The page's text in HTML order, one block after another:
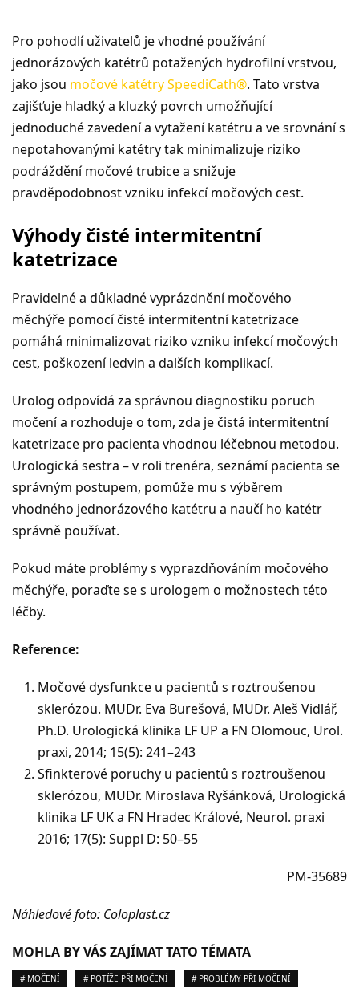
Pro pohodlí uživatelů je vhodné používání
jednorázových katétrů potažených hydrofilní vrstvou,
jako jsou močové katétry SpeediCath®. Tato vrstva
zajišťuje hladký a kluzký povrch umožňující
jednoduché zavedení a vytažení katétru a ve srovnání s
nepotahovanými katétry tak minimalizuje riziko
podráždění močové trubice a snižuje
pravděpodobnost vzniku infekcí močových cest.
Výhody čisté intermitentní
katetrizace
Pravidelné a důkladné vyprázdnění močového
měchýře pomocí čisté intermitentní katetrizace
pomáhá minimalizovat riziko vzniku infekcí močových
cest, poškození ledvin a dalších komplikací.
Urolog odpovídá za správnou diagnostiku poruch
močení a rozhoduje o tom, zda je čistá intermitentní
katetrizace pro pacienta vhodnou léčebnou metodou.
Urologická sestra – v roli trenéra, seznámí pacienta se
správným postupem, pomůže mu s výběrem
vhodného jednorázového katétru a naučí ho katétr
správně používat.
Pokud máte problémy s vyprazdňováním močového
měchýře, poraďte se s urologem o možnostech této
léčby.
Reference:
Močové dysfunkce u pacientů s roztroušenou
sklerózou. MUDr. Eva Burešová, MUDr. Aleš Vidlář,
Ph.D. Urologická klinika LF UP a FN Olomouc, Urol.
praxi, 2014; 15(5): 241–243
Sfinkterové poruchy u pacientů s roztroušenou
sklerózou, MUDr. Miroslava Ryšánková, Urologická
klinika LF UK a FN Hradec Králové, Neurol. praxi
2016; 17(5): Suppl D: 50–55
PM-35689
Náhledové foto: Coloplast.cz
MOHLA BY VÁS ZAJÍMAT TATO TÉMATA
# MOČENÍ # POTÍŽE PŘI MOČENÍ # PROBLÉMY PŘI MOČENÍ